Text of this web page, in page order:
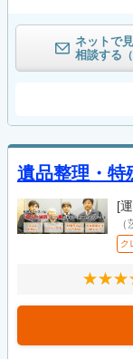
ネットで
相談する
遺品整理・特
[
ク